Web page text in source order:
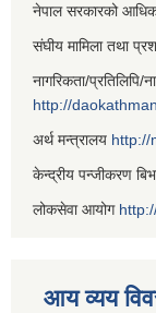
नेपाल सरकारको
संघीय मामिला तथा
नागरिकता/
http://
अर्थ मन्त्रालय http://
केन्द्रीय पन्जीकरण
लोकसेवा आयोग
आय व्यय